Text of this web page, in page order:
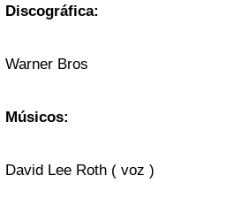
Discográfica:
Warner Bros
Músicos:
David Lee Roth ( voz )